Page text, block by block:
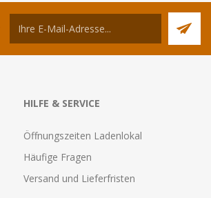
HILFE & SERVICE
Öffnungszeiten Ladenlokal
Häufige Fragen
Versand und Lieferfristen